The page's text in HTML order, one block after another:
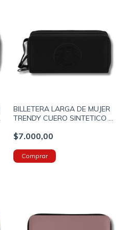
BILLETERA LARGA DE MUJER
TRENDY CUERO SINTETICO 2
NEGRO (19097A)
$7.000,00